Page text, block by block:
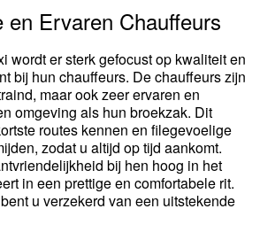
en Ervaren Chauffeurs
wordt er sterk gefocust op kwaliteit en
bij hun chauffeurs. De chauffeurs zijn
maar ook zeer ervaren en
omgeving als hun broekzak. Dit
routes kennen en filegevoelige
zodat u altijd op tijd aankomt.
bij hen hoog in het
in een prettige en comfortabele rit.
bent u verzekerd van een uitstekende